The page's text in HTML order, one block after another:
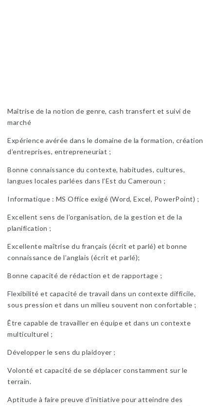
Maîtrise de la notion de genre, cash transfert et suivi de
marché
Expérience avérée dans le domaine de la formation, création
d’entreprises, entrepreneuriat ;
Bonne connaissance du contexte, habitudes, cultures,
langues locales parlées dans l’Est du Cameroun ;
Informatique : MS Office exigé (Word, Excel, PowerPoint) ;
Excellent sens de l’organisation, de la gestion et de la
planification ;
Excellente maîtrise du français (écrit et parlé) et bonne
connaissance de l’anglais (écrit et parlé);
Bonne capacité de rédaction et de rapportage ;
Flexibilité et capacité de travail dans un contexte difficile,
sous pression et dans un milieu souvent non confortable ;
Être capable de travailler en équipe et dans un contexte
multiculturel ;
Développer le sens du plaidoyer ;
Volonté et capacité de se déplacer constamment sur le
terrain.
Aptitude à faire preuve d’initiative pour atteindre des